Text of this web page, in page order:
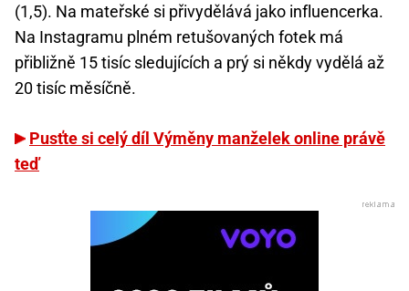
(1,5). Na mateřské si přivydělává jako influencerka.
Na Instagramu plném retušovaných fotek má
přibližně 15 tisíc sledujících a prý si někdy vydělá až
20 tisíc měsíčně.
Pusťte si celý díl Výměny manželek online právě
teď